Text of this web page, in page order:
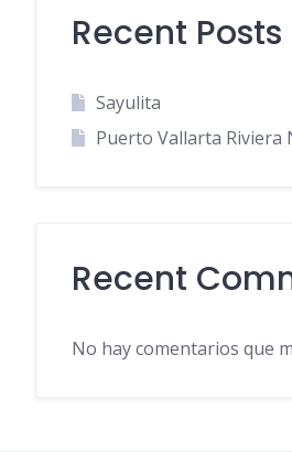
Recent Posts
Sayulita
Puerto Vallarta Riviera
Recent
No hay comentarios que